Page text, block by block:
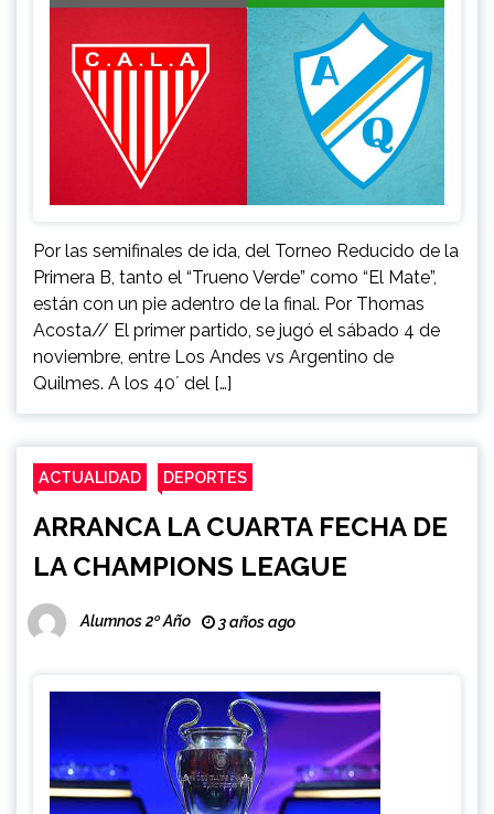
Por las semifinales de ida, del Torneo Reducido de la
Primera B, tanto el “Trueno Verde” como “El Mate”,
están con un pie adentro de la final. Por Thomas
Acosta// El primer partido, se jugó el sábado 4 de
noviembre, entre Los Andes vs Argentino de
Quilmes. A los 40´ del […]
ACTUALIDAD DEPORTES
ARRANCA LA CUARTA FECHA DE
LA CHAMPIONS LEAGUE
Alumnos 2º Año 3 años ago